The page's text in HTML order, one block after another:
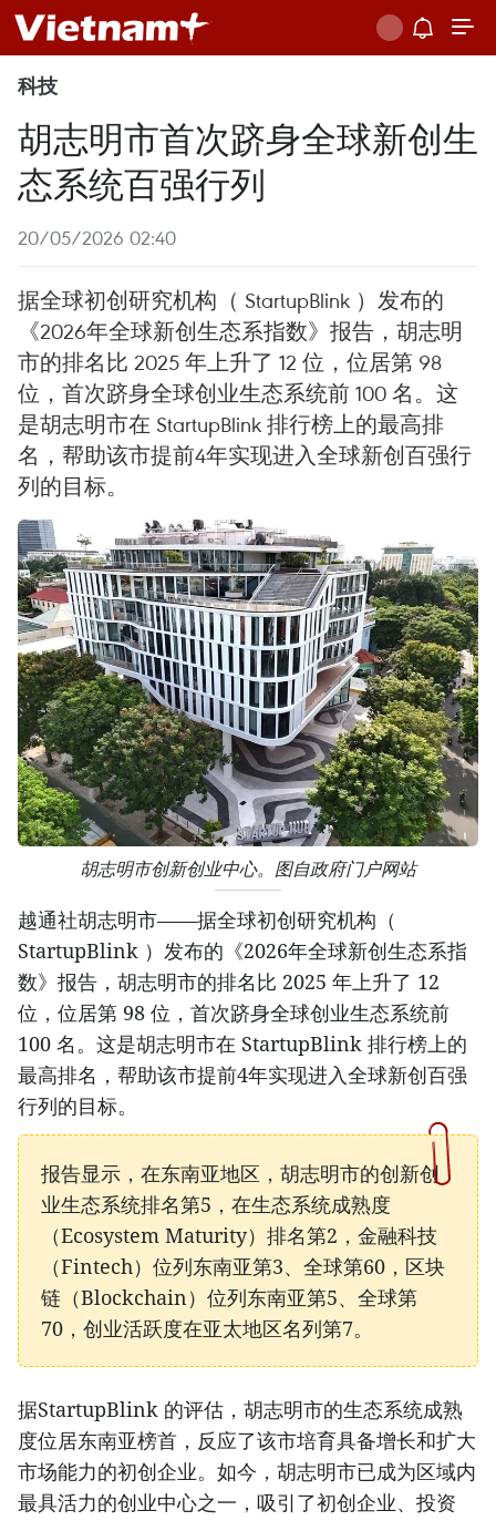
科技
胡志明市首次跻身全球新创生
态系统百强行列
20/05/2026 02:40
据全球初创研究机构（ StartupBlink ）发布的
《2026年全球新创生态系指数》报告，胡志明
市的排名比 2025 年上升了 12 位，位居第 98
位，首次跻身全球创业生态系统前 100 名。这
是胡志明市在 StartupBlink 排行榜上的最高排
名，帮助该市提前4年实现进入全球新创百强行
列的目标。
胡志明市创新创业中心。图自政府门户网站
越通社胡志明市——据全球初创研究机构（
StartupBlink ）发布的《2026年全球新创生态系指
数》报告，胡志明市的排名比 2025 年上升了 12
位，位居第 98 位，首次跻身全球创业生态系统前
100 名。这是胡志明市在 StartupBlink 排行榜上的
最高排名，帮助该市提前4年实现进入全球新创百强
行列的目标。
报告显示，在东南亚地区，胡志明市的创新创
业生态系统排名第5，在生态系统成熟度
（Ecosystem Maturity）排名第2，金融科技
（Fintech）位列东南亚第3、全球第60，区块
链（Blockchain）位列东南亚第5、全球第
70，创业活跃度在亚太地区名列第7。
据StartupBlink 的评估，胡志明市的生态系统成熟
度位居东南亚榜首，反应了该市培育具备增长和扩大
市场能力的初创企业。如今，胡志明市已成为区域内
最具活力的创业中心之一，吸引了初创企业、投资